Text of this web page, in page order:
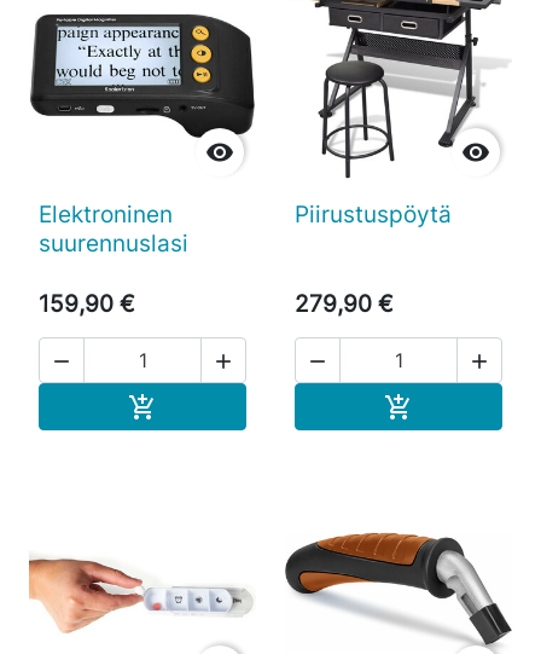

Elektroninen
suurennuslasi
159,90 €
 


Piirustuspöytä
279,90 €
 
